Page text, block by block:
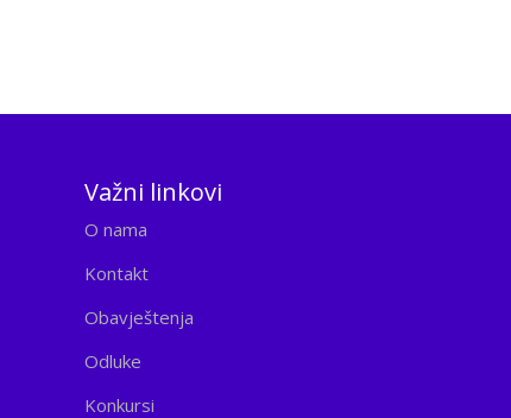
Važni linkovi
O nama
Kontakt
Obavještenja
Odluke
Konkursi